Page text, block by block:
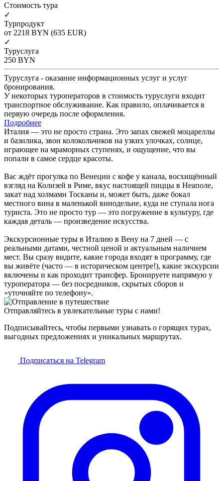
Cтоимость тура
✓
Турпродукт
от 2218 BYN (635 EUR)
✓
Туруслуга
250 BYN
Туруслуга - оказание информационных услуг и услуг
бронирования.
У некоторых туроператоров в стоимость туруслуги входит
транспортное обслуживание. Как правило, оплачивается в
первую очередь после оформления.
Подробнее
Италия — это не просто страна. Это запах свежей моцареллы
и базилика, звон колокольчиков на узких улочках, солнце,
играющее на мраморных ступенях, и ощущение, что вы
попали в самое сердце красоты.
Вас ждёт прогулка по Венеции с кофе у канала, восхищённый
взгляд на Колизей в Риме, вкус настоящей пиццы в Неаполе,
закат над холмами Тосканы и, может быть, даже бокал
местного вина в маленькой винодельне, куда не ступала нога
туриста. Это не просто тур — это погружение в культуру, где
каждая деталь — произведение искусства.
Экскурсионные туры в Италию в Вену на 7 дней — с
реальными датами, честной ценой и актуальным наличием
мест. Вы сразу видите, какие города входят в программу, где
вы живёте (часто — в историческом центре!), какие экскурсии
включены и как проходит трансфер. Бронируете напрямую у
туроператора — без посредников, скрытых сборов и
«уточняйте по телефону».
Отправляйтесь в увлекательные туры с нами!
Подписывайтесь, чтобы первыми узнавать о горящих турах,
выгодных предложениях и уникальных маршрутах.
Подписаться на Telegram